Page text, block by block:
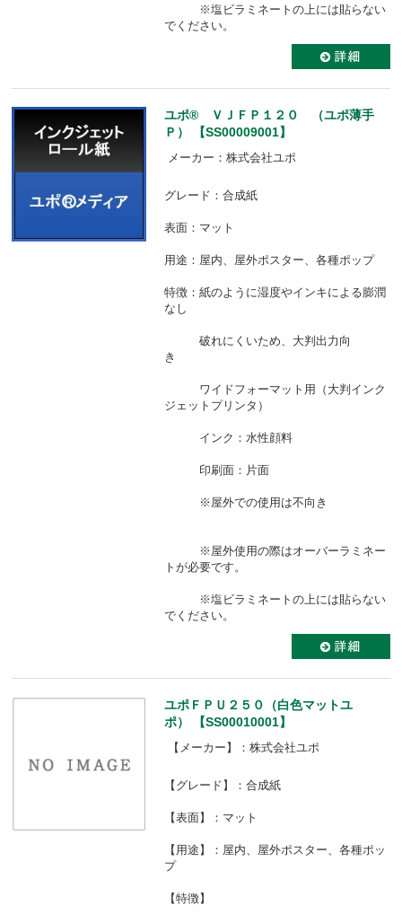
※塩ビラミネートの上には貼らない
でください。
ユポ® ＶＪＦＰ１２０ （ユポ薄手
Ｐ） 【SS00009001】
メーカー：株式会社ユポ
グレード：合成紙
表面：マット
用途：屋内、屋外ポスター、各種ポップ
特徴：紙のように湿度やインキによる膨潤
なし
破れにくいため、大判出力向
き
ワイドフォーマット用（大判インク
ジェットプリンタ）
インク：水性顔料
印刷面：片面
※屋外での使用は不向き
※屋外使用の際はオーバーラミネー
トが必要です。
※塩ビラミネートの上には貼らない
でください。
ユポＦＰＵ２５０（白色マットユ
ポ） 【SS00010001】
【メーカー】：株式会社ユポ
【グレード】：合成紙
【表面】：マット
【用途】：屋内、屋外ポスター、各種ポッ
プ
【特徴】